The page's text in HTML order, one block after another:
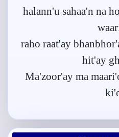
halann'u sahaa'n na
raho raat'ay
hit'ay
Ma'zoor'ay ma